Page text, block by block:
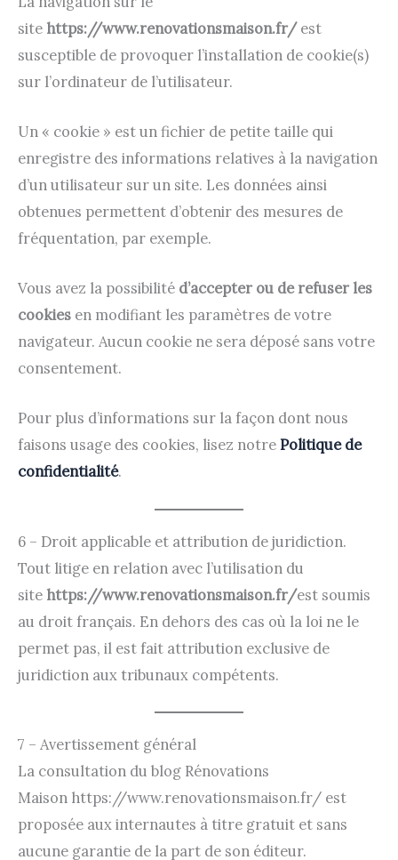
site https://www.renovationsmaison.fr/est
susceptible de provoquer l’installation de cookie(s)
sur l’ordinateur de l’utilisateur.
Un « cookie » est un fichier de petite taille qui
enregistre des informations relatives à la navigation
d’un utilisateur sur un site. Les données ainsi
obtenues permettent d’obtenir des mesures de
fréquentation, par exemple.
Vous avez la possibilité d’accepter ou de refuser les
cookies en modifiant les paramètres de votre
navigateur. Aucun cookie ne sera déposé sans votre
consentement.
Pour plus d’informations sur la façon dont nous
faisons usage des cookies, lisez notrePolitique de
confidentialité.
6 – Droit applicable et attribution de juridiction.
Tout litige en relation avec l’utilisation du
site https://www.renovationsmaison.fr/est soumis
au droit français. En dehors des cas où la loi ne le
permet pas, il est fait attribution exclusive de
juridiction aux tribunaux compétents.
7 – Avertissement général
La consultation du blog Rénovations
Maison https://www.renovationsmaison.fr/ est
proposée aux internautes à titre gratuit et sans
aucune garantie de la part de son éditeur.